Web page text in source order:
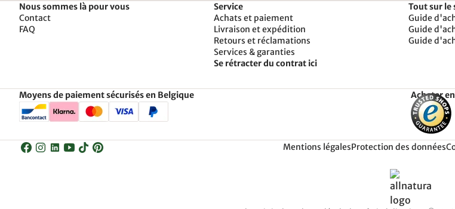
Nous sommes là pour vous
Contact
FAQ
Service
Achats et paiement
Livraison et expédition
Retours et réclamations
Services & garanties
Se rétracter du contrat ici
Tout sur
Guide
Guide
Guide
Moyens de paiement sécurisés en Belgique Acheter
Mentions légalesProtection des données